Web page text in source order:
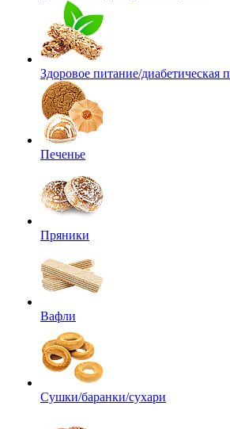
Здоровое питание/диабетическая
Печенье
Пряники
Вафли
Сушки/баранки/сухари